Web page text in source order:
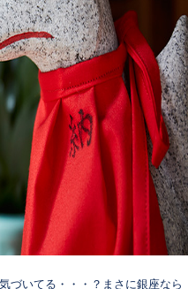
づいてる・・・？まさに銀座なら